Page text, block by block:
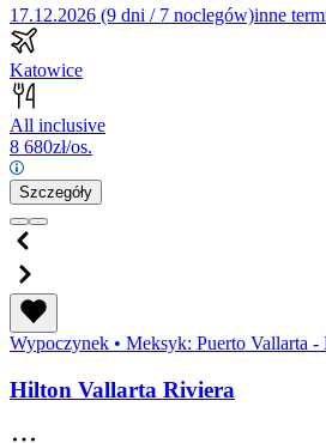
17.12.2026 (9 dni / 7 noclegów)inne
Katowice
All inclusive
8 680zł/os.
Szczegóły
Wypoczynek • Meksyk: Puerto Vallarta
Hilton Vallarta Riviera